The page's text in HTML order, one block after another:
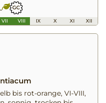
GC
VII VIII IX X XI XII
bis rot-orange, VI-VIII,